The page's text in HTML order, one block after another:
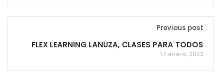
Previous post
FLEX LEARNING LANUZA, CLASES PARA TODOS
17 enero, 2022